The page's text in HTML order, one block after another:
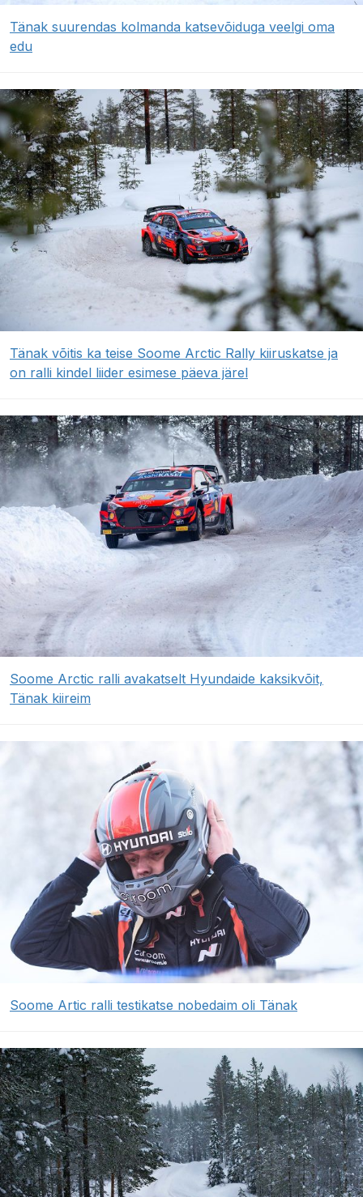
Tänak suurendas kolmanda katsevõiduga veelgi oma
edu
Tänak võitis ka teise Soome Arctic Rally kiiruskatse ja
on ralli kindel liider esimese päeva järel
Soome Arctic ralli avakatselt Hyundaide kaksikvõit,
Tänak kiireim
Soome Artic ralli testikatse nobedaim oli Tänak